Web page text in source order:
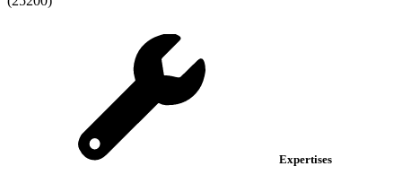
Expertises